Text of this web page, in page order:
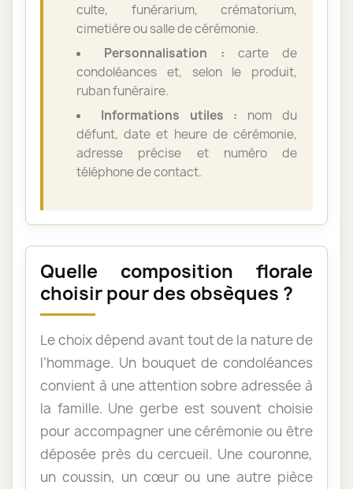
culte, funérarium, crématorium,
cimetière ou salle de cérémonie.
Personnalisation : carte de
condoléances et, selon le produit,
ruban funéraire.
Informations utiles : nom du
défunt, date et heure de cérémonie,
adresse précise et numéro de
téléphone de contact.
Quelle composition florale
choisir pour des obsèques ?
Le choix dépend avant tout de la nature de
l’hommage. Un bouquet de condoléances
convient à une attention sobre adressée à
la famille. Une gerbe est souvent choisie
pour accompagner une cérémonie ou être
déposée près du cercueil. Une couronne,
un coussin, un cœur ou une autre pièce